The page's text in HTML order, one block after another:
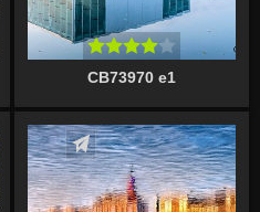
CB73970 e1
Écrire un commentaire